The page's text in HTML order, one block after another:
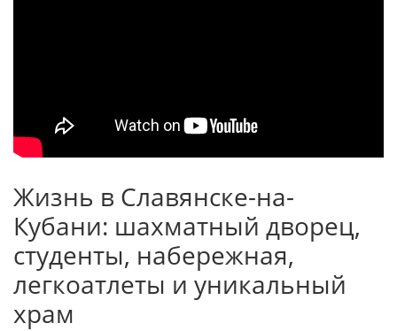
Жизнь в Славянске-на-
Кубани: шахматный дворец,
студенты, набережная,
легкоатлеты и уникальный
храм